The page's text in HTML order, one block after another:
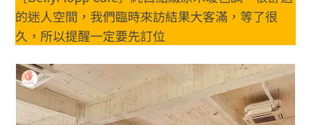
的迷人空間，我們臨時來訪結果大客滿，等了很
久，所以提醒一定要先訂位